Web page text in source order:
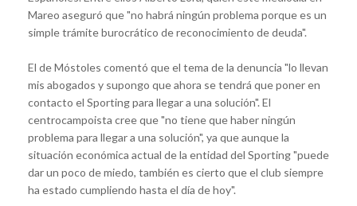
Mareo aseguró que "no habrá ningún problema porque es un
simple trámite burocrático de reconocimiento de deuda".
El de Móstoles comentó que el tema de la denuncia "lo llevan
mis abogados y supongo que ahora se tendrá que poner en
contacto el Sporting para llegar a una solución". El
centrocampoista cree que "no tiene que haber ningún
problema para llegar a una solución", ya que aunque la
situación económica actual de la entidad del Sporting "puede
dar un poco de miedo, también es cierto que el club siempre
ha estado cumpliendo hasta el día de hoy".